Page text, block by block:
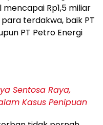
Rp1,5 miliar
terdakwa, baik PT
PT Petro Energi
Sentosa Raya,
Kasus Penipuan